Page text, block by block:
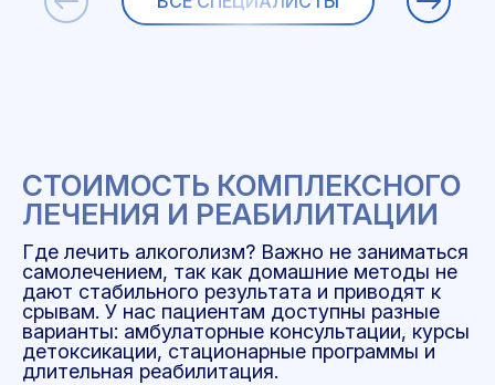
СТОИМОСТЬ КОМПЛЕКСНОГО
ЛЕЧЕНИЯ И РЕАБИЛИТАЦИИ
Где лечить алкоголизм? Важно не заниматься
самолечением, так как домашние методы не
дают стабильного результата и приводят к
срывам. У нас пациентам доступны разные
варианты: амбулаторные консультации, курсы
детоксикации, стационарные программы и
длительная реабилитация.